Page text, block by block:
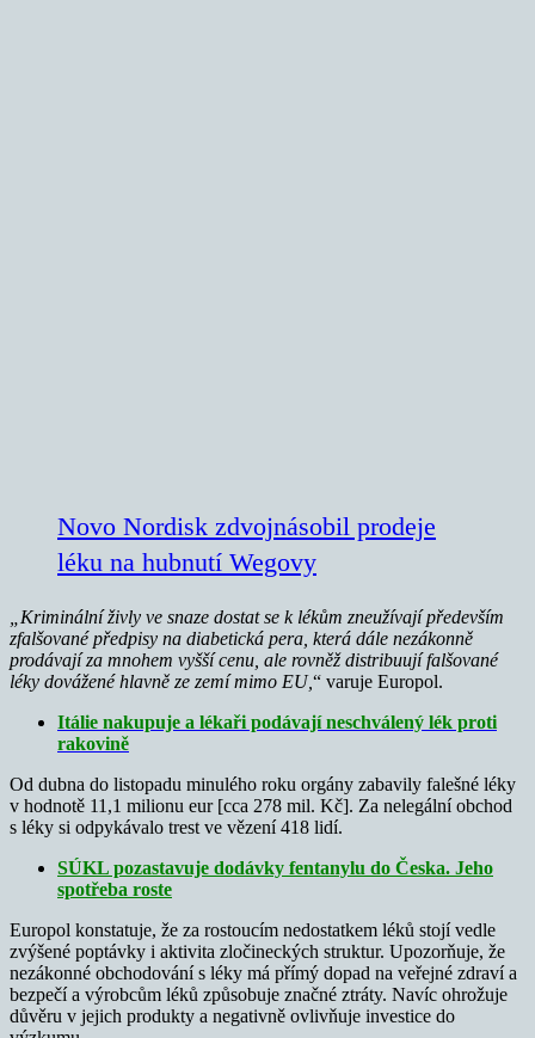
Novo Nordisk zdvojnásobil prodeje
léku na hubnutí Wegovy
„Kriminální živly ve snaze dostat se k lékům zneužívají především
zfalšované předpisy na diabetická pera, která dále nezákonně
prodávají za mnohem vyšší cenu, ale rovněž distribuují falšované
léky dovážené hlavně ze zemí mimo EU,“ varuje Europol.
Itálie nakupuje a lékaři podávají neschválený lék proti
rakovině
Od dubna do listopadu minulého roku orgány zabavily falešné léky
v hodnotě 11,1 milionu eur [cca 278 mil. Kč]. Za nelegální obchod
s léky si odpykávalo trest ve vězení 418 lidí.
SÚKL pozastavuje dodávky fentanylu do Česka. Jeho
spotřeba roste
Europol konstatuje, že za rostoucím nedostatkem léků stojí vedle
zvýšené poptávky i aktivita zločineckých struktur. Upozorňuje, že
nezákonné obchodování s léky má přímý dopad na veřejné zdraví a
bezpečí a výrobcům léků způsobuje značné ztráty. Navíc ohrožuje
důvěru v jejich produkty a negativně ovlivňuje investice do